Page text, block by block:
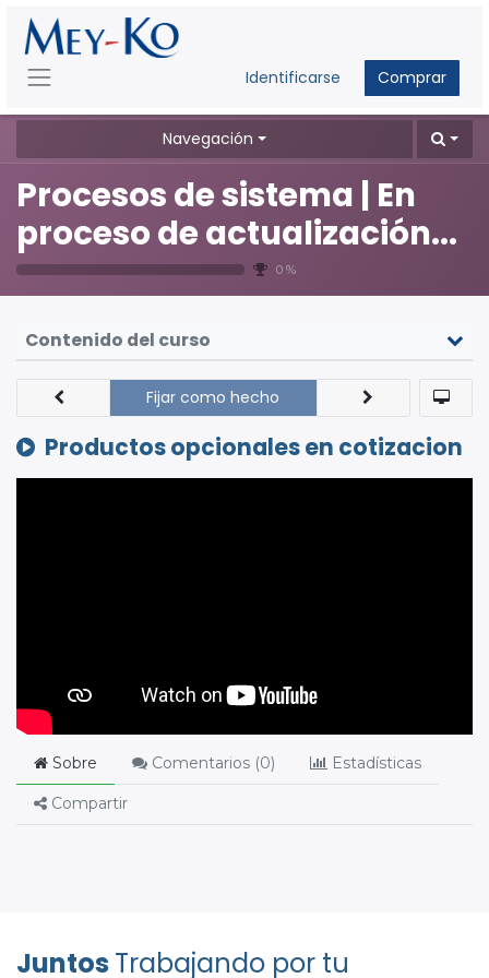
Identificarse Comprar
Navegación
Procesos de sistema | En
proceso de actualización...
0 %
Contenido del curso
Productos opcionales en cotizacion
Fijar como hecho
Sobre Comentarios (0) Estadísticas
Compartir
Juntos Trabajando por tu